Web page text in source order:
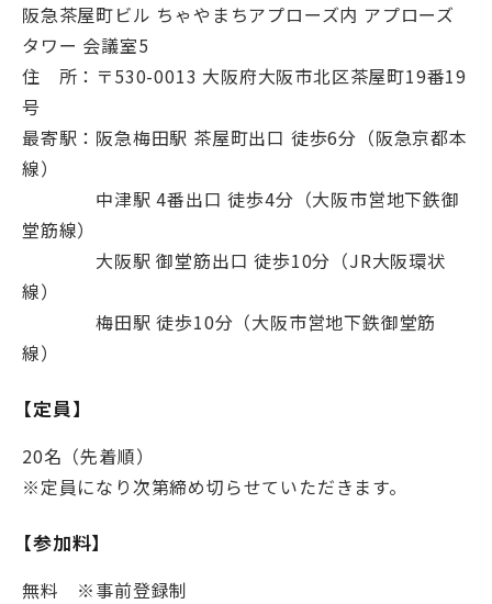
阪急茶屋町ビル ちゃやまちアプローズ内 アプローズ
タワー 会議室5
住 所：〒530-0013 大阪府大阪市北区茶屋町19番19
号
最寄駅：阪急梅田駅 茶屋町出口 徒歩6分（阪急京都本
線）
中津駅 4番出口 徒歩4分（大阪市営地下鉄御
堂筋線）
大阪駅 御堂筋出口 徒歩10分（JR大阪環状
線）
梅田駅 徒歩10分（大阪市営地下鉄御堂筋
線）
【定員】
20名（先着順）
※定員になり次第締め切らせていただきます。
【参加料】
無料 ※事前登録制